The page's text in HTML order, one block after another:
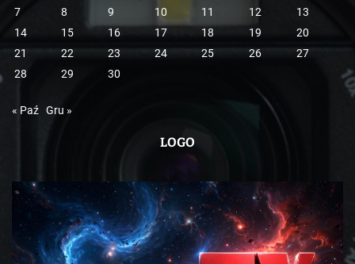
7
8 9 10 11 12
13
14
15 16 17 18 19
20
21
22 23 24 25 26
27
28
29 30
« Paź Gru »
LOGO